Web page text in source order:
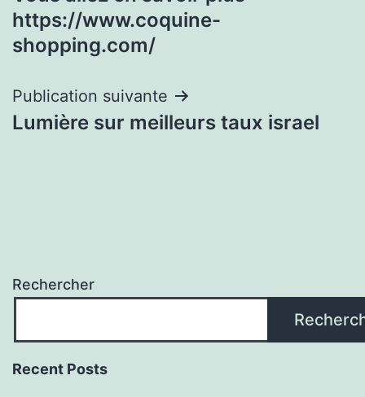
de
l’article
https://www.coquine-
shopping.com/
Publication suivante
Lumière sur meilleurs taux israel
Rechercher
Recent Posts